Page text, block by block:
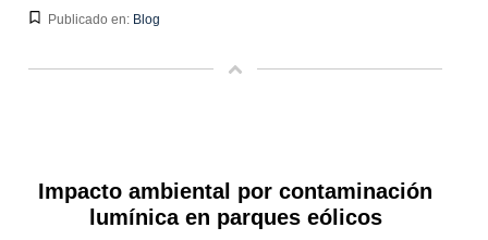
Publicado en: Blog
Impacto ambiental por contaminación
lumínica en parques eólicos